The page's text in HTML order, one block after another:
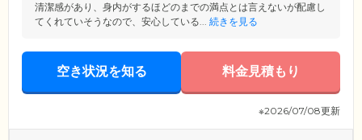
清潔感があり、身内がするほどのまでの満点とは言えないが配慮し
てくれていそうなので、安心している... 続きを見る
空き状況を知る 料金見積もり
※2026/07/08更新